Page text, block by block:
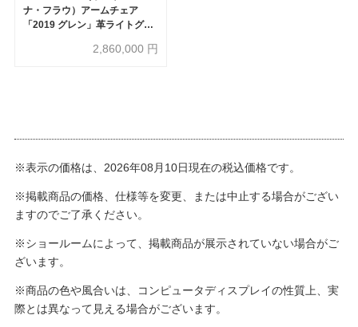
ナ・フラウ）アームチェア
「2019 グレン」革ライトグレ
2,860,000 円
※表示の価格は、2026年08月10日現在の税込価格です。
※掲載商品の価格、仕様等を変更、または中止する場合がござい
ますのでご了承ください。
※ショールームによって、掲載商品が展示されていない場合がご
ざいます。
※商品の色や風合いは、コンピュータディスプレイの性質上、実
際とは異なって見える場合がございます。